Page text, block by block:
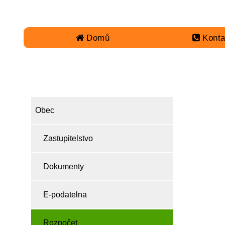
Domů
Obec
Zastupitelstvo
Dokumenty
E-podatelna
Rozpočet